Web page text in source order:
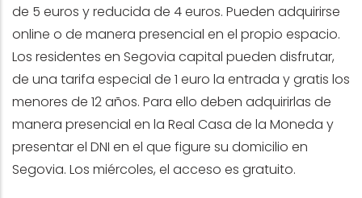
de 5 euros y reducida de 4 euros. Pueden adquirirse
online o de manera presencial en el propio espacio.
Los residentes en Segovia capital pueden disfrutar,
de una tarifa especial de 1 euro la entrada y gratis los
menores de 12 años. Para ello deben adquirirlas de
manera presencial en la Real Casa de la Moneda y
presentar el DNI en el que figure su domicilio en
Segovia. Los miércoles, el acceso es gratuito.